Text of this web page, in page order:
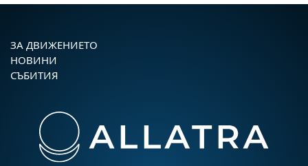
ЗА ДВИЖЕНИЕТО
НОВИНИ
СЪБИТИЯ